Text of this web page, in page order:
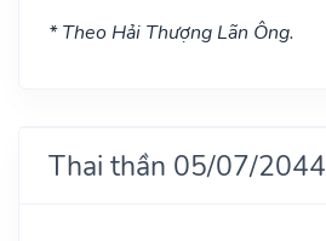
* Theo Hải Thượng Lãn Ông.
Thai thần 05/07/2044